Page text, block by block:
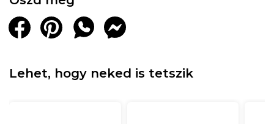
Lehet, hogy neked is tetszik